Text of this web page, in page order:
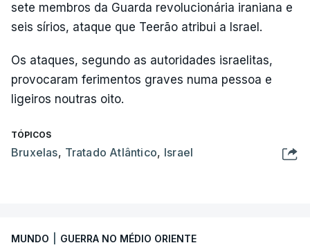
sete membros da Guarda revolucionária iraniana e
seis sírios, ataque que Teerão atribui a Israel.
Os ataques, segundo as autoridades israelitas,
provocaram ferimentos graves numa pessoa e
ligeiros noutras oito.
TÓPICOS
Bruxelas, Tratado Atlântico, Israel
MUNDO GUERRA NO MÉDIO ORIENTE